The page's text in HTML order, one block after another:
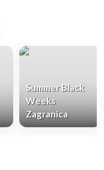
Summer Black
Weeks
Zagranica